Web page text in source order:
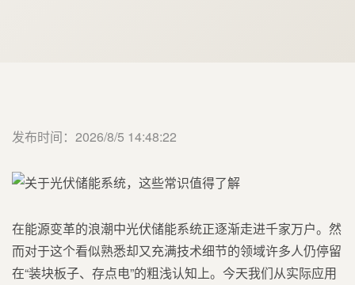
发布时间：2026/8/5 14:48:22
在能源变革的浪潮中光伏储能系统正逐渐走进千家万户。然
而对于这个看似熟悉却又充满技术细节的领域许多人仍停留
在“装块板子、存点电”的粗浅认知上。今天我们从实际应用